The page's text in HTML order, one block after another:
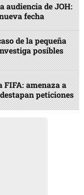
audiencia de JOH:
fecha
de la pequeña
posibles
FIFA: amenaza a
peticiones